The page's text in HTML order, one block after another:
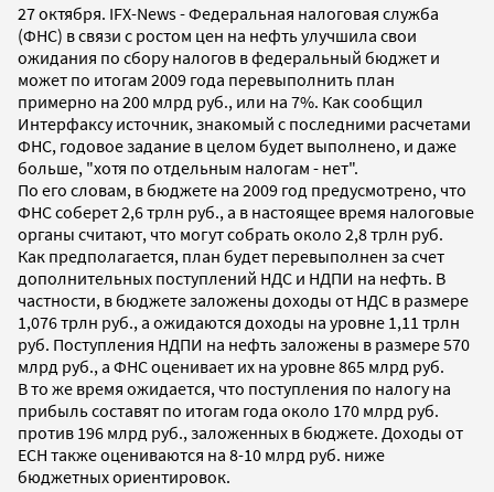
27 октября. IFX-News - Федеральная налоговая служба
(ФНС) в связи с ростом цен на нефть улучшила свои
ожидания по сбору налогов в федеральный бюджет и
может по итогам 2009 года перевыполнить план
примерно на 200 млрд руб., или на 7%. Как сообщил
Интерфаксу источник, знакомый с последними расчетами
ФНС, годовое задание в целом будет выполнено, и даже
больше, "хотя по отдельным налогам - нет".
По его словам, в бюджете на 2009 год предусмотрено, что
ФНС соберет 2,6 трлн руб., а в настоящее время налоговые
органы считают, что могут собрать около 2,8 трлн руб.
Как предполагается, план будет перевыполнен за счет
дополнительных поступлений НДС и НДПИ на нефть. В
частности, в бюджете заложены доходы от НДС в размере
1,076 трлн руб., а ожидаются доходы на уровне 1,11 трлн
руб. Поступления НДПИ на нефть заложены в размере 570
млрд руб., а ФНС оценивает их на уровне 865 млрд руб.
В то же время ожидается, что поступления по налогу на
прибыль составят по итогам года около 170 млрд руб.
против 196 млрд руб., заложенных в бюджете. Доходы от
ЕСН также оцениваются на 8-10 млрд руб. ниже
бюджетных ориентировок.